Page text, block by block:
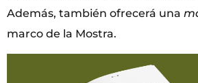
Además, también ofrecerá una
marco de la Mostra.